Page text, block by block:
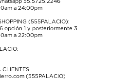
55.5725.2246
a 24:00pm
(555PALACIO):
opción 1 y posteriormente 3
a 22:00pm
CLIENTES
(555PALACIO)